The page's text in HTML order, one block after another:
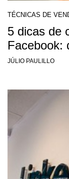
TÉCNICAS DE
5 dicas de
Facebook:
JÚLIO PAULILLO